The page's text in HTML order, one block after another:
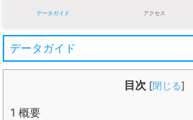
データガイド アクセス
データガイド
目次 [閉じる]
1 概要